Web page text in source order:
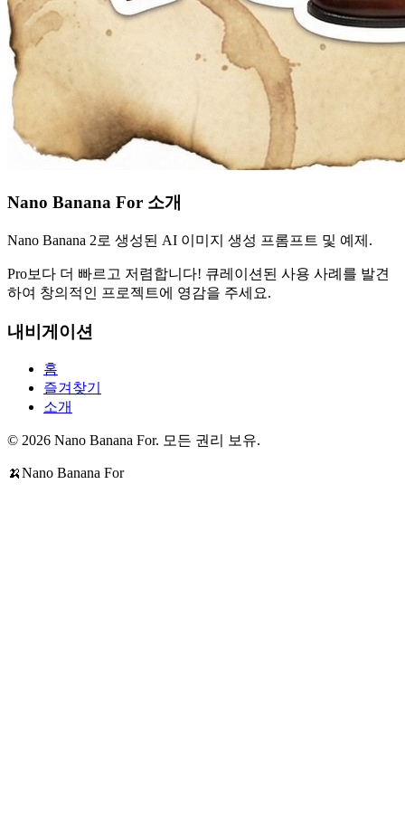
Nano Banana For 소개
Nano Banana 2로 생성된 AI 이미지 생성 프롬프트 및 예제.
Pro보다 더 빠르고 저렴합니다! 큐레이션된 사용 사례를 발견
하여 창의적인 프로젝트에 영감을 주세요.
내비게이션
홈
즐겨찾기
소개
© 2026 Nano Banana For. 모든 권리 보유.
🍌Nano Banana For